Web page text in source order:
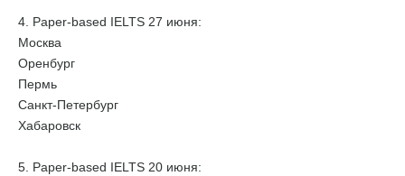
4. Paper-based IELTS 27 июня:
Москва
Оренбург
Пермь
Санкт-Петербург
Хабаровск
5. Paper-based IELTS 20 июня: